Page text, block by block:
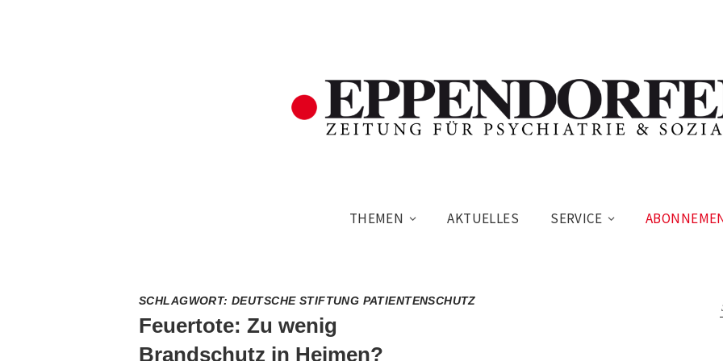
THEMEN AKTUELLES SERVICE
SCHLAGWORT:DEUTSCHE STIFTUNG PATIENTENSCHUTZ
Feuertote: Zu wenig
Brandschutz in Heimen?